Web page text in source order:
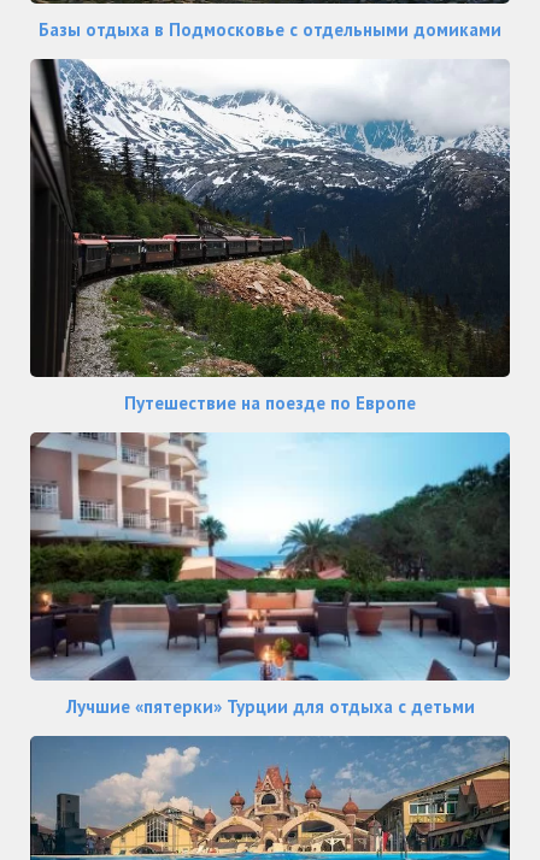
Базы отдыха в Подмосковье с отдельными домиками
Путешествие на поезде по Европе
Лучшие «пятерки» Турции для отдыха с детьми